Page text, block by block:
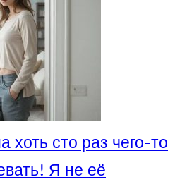
сто раз чего-то
Я не её